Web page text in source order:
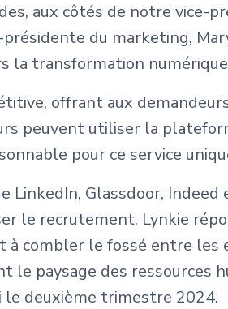
aux côtés de notre vice-
du marketing,
la transformation
offrant aux
peuvent utiliser la
pour ce service
Glassdoor, Indeed
le recrutement, Lynkie
à combler le fossé entre les
le paysage des ressources
le deuxième trimestre 2024.